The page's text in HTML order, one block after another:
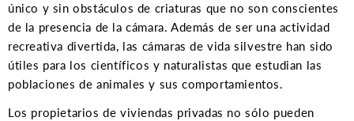
único y sin obstáculos de criaturas que no son conscientes
de la presencia de la cámara. Además de ser una actividad
recreativa divertida, las cámaras de vida silvestre han sido
útiles para los científicos y naturalistas que estudian las
poblaciones de animales y sus comportamientos.
Los propietarios de viviendas privadas no sólo pueden